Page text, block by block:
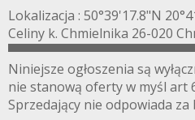
Lokalizacja : 50°39'17.8"N
Celiny k. Chmielnika 26-020
Niniejsze ogłoszenia są
nie stanową oferty w myśl art
Sprzedający nie odpowiada za